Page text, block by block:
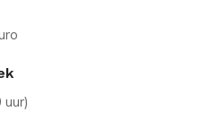
| Nedap ONS |